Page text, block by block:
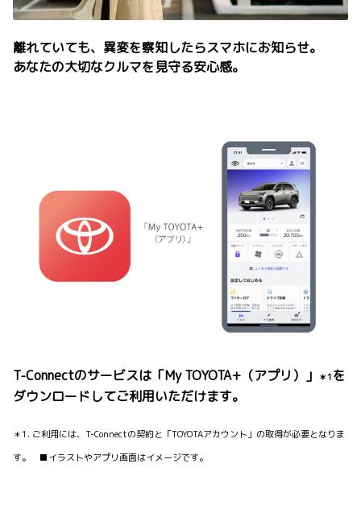
離れていても、異変を察知したらスマホにお知らせ。
あなたの大切なクルマを見守る安心感。
T-Connectのサービスは「My TOYOTA+（アプリ）」 ＊1を
ダウンロードしてご利用いただけます。
＊1. ご利用には、T-Connectの契約と「TOYOTAアカウント」の取得が必要となりま
す。 ■イラストやアプリ画面はイメージです。